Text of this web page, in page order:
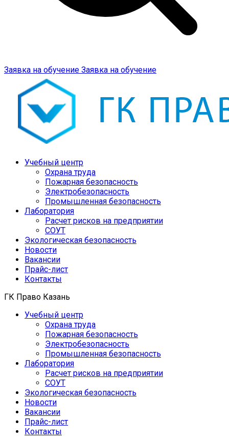
Заявка на обучение Заявка на обучение
Учебный центр
Охрана труда
Пожарная безопасность
Электробезопасность
Промышленная безопасность
Лаборатория
Расчет рисков на предприятии
СОУТ
Экологическая безопасность
Новости
Вакансии
Прайс-лист
Контакты
ГК Право Казань
Учебный центр
Охрана труда
Пожарная безопасность
Электробезопасность
Промышленная безопасность
Лаборатория
Расчет рисков на предприятии
СОУТ
Экологическая безопасность
Новости
Вакансии
Прайс-лист
Контакты